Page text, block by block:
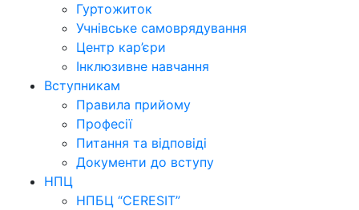
Гуртожиток
Учнівське самоврядування
Центр кар’єри
Інклюзивне навчання
Вступникам
Правила прийому
Професії
Питання та відповіді
Документи до вступу
НПЦ
НПБЦ “CERESIT”